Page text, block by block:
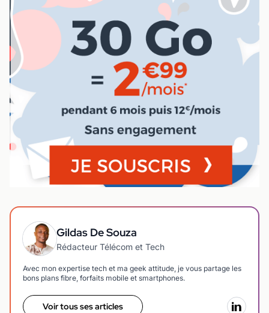
Gildas De Souza
Rédacteur Télécom et Tech
Avec mon expertise tech et ma geek attitude, je vous partage les
bons plans fibre, forfaits mobile et smartphones.
Voir tous ses articles